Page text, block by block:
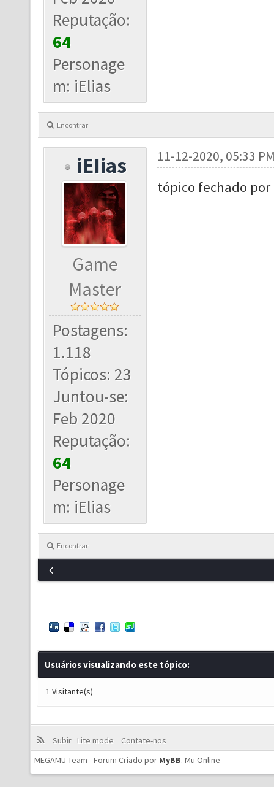
Reputação:
64
Personage
m: iElias
Encontrar
iEIias
Game
Master
Postagens:
1.118
Tópicos: 23
Juntou-se:
Feb 2020
Reputação:
64
Personage
m: iElias
11-12-2020, 05:33
tópico fechado
Encontrar
Usuários visualizando este tópico:
1 Visitante(s)
Subir Lite mode
Contate-nos
MEGAMU Team - Forum Criado por MyBB. Mu Online